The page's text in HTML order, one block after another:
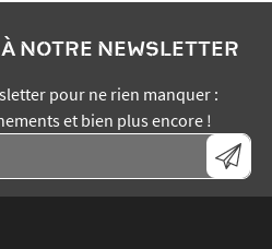
NOTRE NEWSLETTER
pour ne rien manquer :
et bien plus encore !